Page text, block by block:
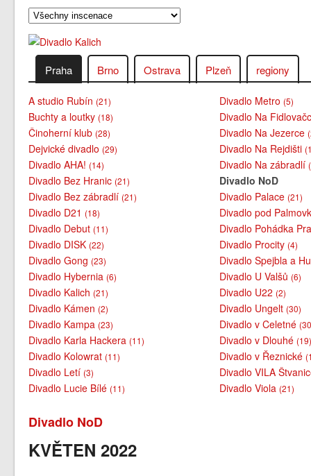
Praha Brno Ostrava Plzeň regiony
A studio Rubín(21)
Buchty a loutky(18)
Činoherní klub(28)
Dejvické divadlo(29)
Divadlo AHA!(14)
Divadlo Bez Hranic(21)
Divadlo Bez zábradlí(21)
Divadlo D21(18)
Divadlo Debut(11)
Divadlo DISK(22)
Divadlo Gong(23)
Divadlo Hybernia(6)
Divadlo Kalich(21)
Divadlo Kámen(2)
Divadlo Kampa(23)
Divadlo Karla Hackera(11)
Divadlo Kolowrat(11)
Divadlo Letí(3)
Divadlo Lucie Bílé(11)
Divadlo Metro(5)
Divadlo Na
Divadlo Na Jezerce
Divadlo Na Rejdišti
Divadlo Na zábradlí
Divadlo NoD
Divadlo Palace(21)
Divadlo pod
Divadlo Pohádka
Divadlo Procity(4)
Divadlo Spejbla a
Divadlo U Valšů(6)
Divadlo U22(2)
Divadlo Ungelt(30)
Divadlo v Celetné
Divadlo v Dlouhé
Divadlo v Řeznické
Divadlo VILA
Divadlo Viola(21)
Divadlo NoD
KVĚTEN 2022